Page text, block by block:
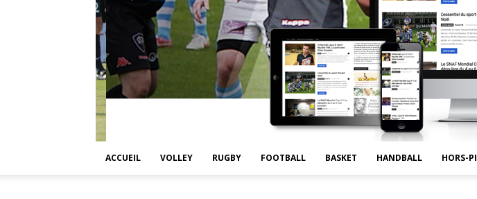
ACCUEIL VOLLEY RUGBY FOOTBALL BASKET HANDBALL HORS-